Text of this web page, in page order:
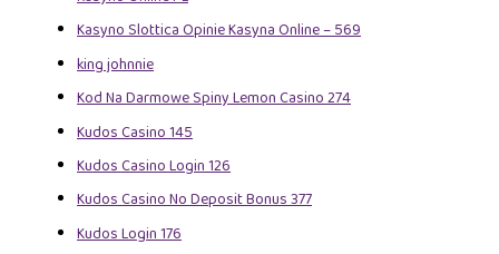
Kasyno Slottica Opinie Kasyna Online – 569
king johnnie
Kod Na Darmowe Spiny Lemon Casino 274
Kudos Casino 145
Kudos Casino Login 126
Kudos Casino No Deposit Bonus 377
Kudos Login 176